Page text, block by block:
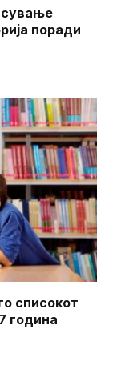
поради
списокот
година